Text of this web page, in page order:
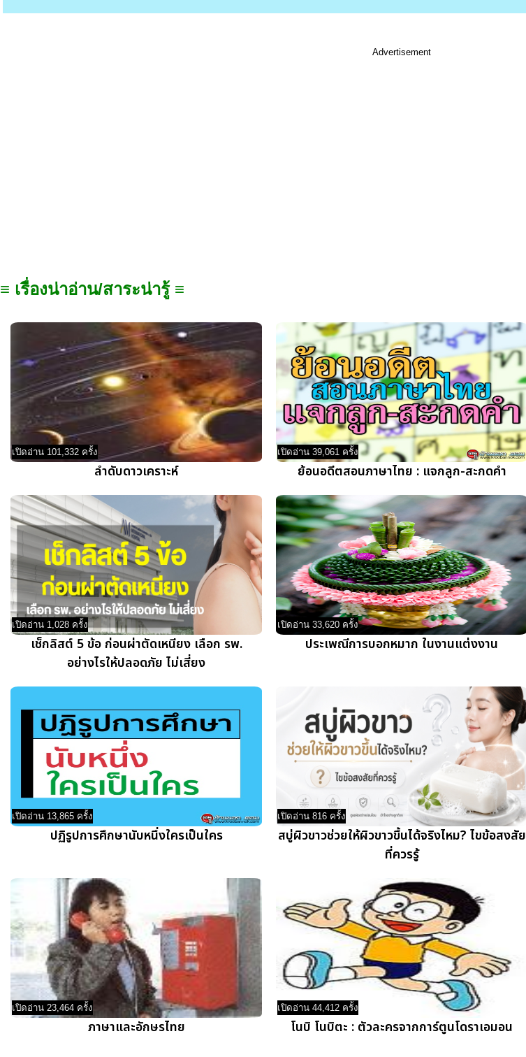
Advertisement
≡ เรื่องน่าอ่าน/สาระน่ารู้ ≡
เปิดอ่าน 101,332 ครั้ง
ลำดับดาวเคราะห์
เปิดอ่าน 39,061 ครั้ง
ย้อนอดีตสอนภาษาไทย : แจกลูก-สะกดคำ
เปิดอ่าน 1,028 ครั้ง
เช็กลิสต์ 5 ข้อ ก่อนผ่าตัดเหนียง เลือก รพ.
อย่างไรให้ปลอดภัย ไม่เสี่ยง
เปิดอ่าน 33,620 ครั้ง
ประเพณีการบอกหมาก ในงานแต่งงาน
เปิดอ่าน 13,865 ครั้ง
ปฏิรูปการศึกษานับหนึ่งใครเป็นใคร
เปิดอ่าน 816 ครั้ง
สบู่ผิวขาวช่วยให้ผิวขาวขึ้นได้จริงไหม? ไขข้อสงสัย
ที่ควรรู้
เปิดอ่าน 23,464 ครั้ง
ภาษาและอักษรไทย
เปิดอ่าน 44,412 ครั้ง
โนบิ โนบิตะ : ตัวละครจากการ์ตูนโดราเอมอน